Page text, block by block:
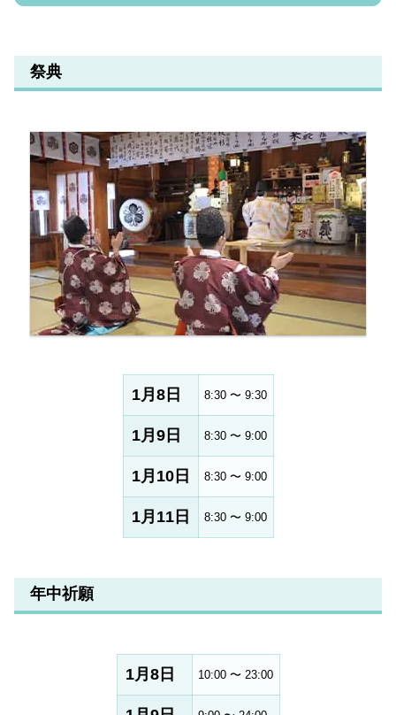
祭典
1月8日 8:30 〜 9:30
1月9日 8:30 〜 9:00
1月10日 8:30 〜 9:00
1月11日 8:30 〜 9:00
年中祈願
1月8日 10:00 〜 23:00